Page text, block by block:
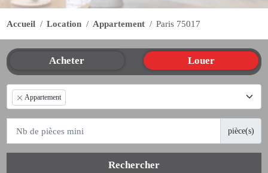
Accueil Location Appartement Paris 75017
Acheter Louer
Appartement
pièce(s)
Rechercher